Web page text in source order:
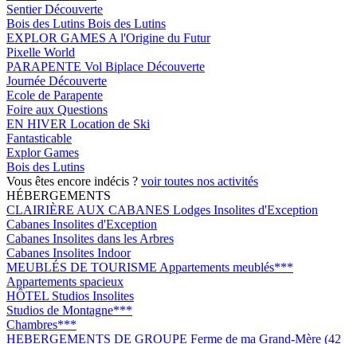
Sentier Découverte
Bois des Lutins Bois des Lutins
EXPLOR GAMES A l'Origine du Futur
Pixelle World
PARAPENTE Vol Biplace Découverte
Journée Découverte
Ecole de Parapente
Foire aux Questions
EN HIVER Location de Ski
Fantasticable
Explor Games
Bois des Lutins
Vous êtes encore indécis ? voir toutes nos activités
HÉBERGEMENTS
CLAIRIÈRE AUX CABANES Lodges Insolites d'Exception
Cabanes Insolites d'Exception
Cabanes Insolites dans les Arbres
Cabanes Insolites Indoor
MEUBLÉS DE TOURISME Appartements meublés***
Appartements spacieux
HÔTEL Studios Insolites
Studios de Montagne***
Chambres***
HEBERGEMENTS DE GROUPE Ferme de ma Grand-Mère (42